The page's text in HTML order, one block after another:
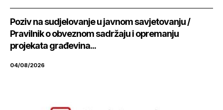
Poziv na sudjelovanje u javnom savjetovanju /
Pravilnik o obveznom sadržaju i opremanju
projekata građevina...
04/08/2026